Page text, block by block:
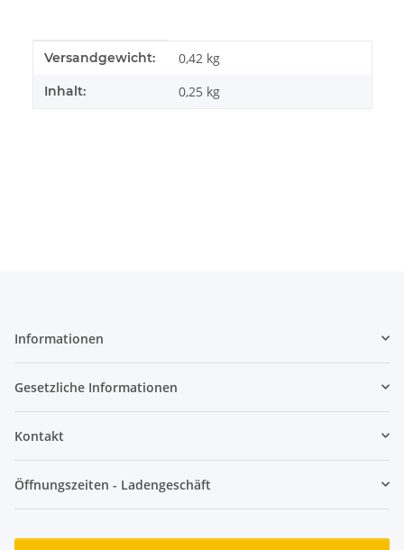
Produkteigenschaft
Wert
Versandgewicht: 0,42 kg
Inhalt: 0,25 kg
Informationen
Gesetzliche Informationen
Kontakt
Öffnungszeiten - Ladengeschäft